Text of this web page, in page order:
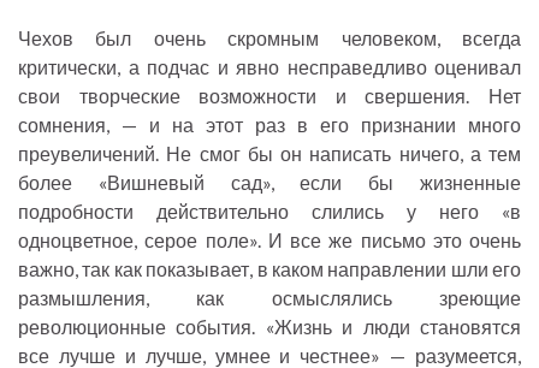
Чехов был очень скромным человеком, всегда
критически, а подчас и явно несправедливо оценивал
свои творческие возможности и свершения. Нет
сомнения, — и на этот раз в его признании много
преувеличений. Не смог бы он написать ничего, а тем
более «Вишневый сад», если бы жизненные
подробности действительно слились у него «в
одноцветное, серое поле». И все же письмо это очень
важно, так как показывает, в каком направлении шли его
размышления, как осмыслялись зреющие
революционные события. «Жизнь и люди становятся
все лучше и лучше, умнее и честнее» — разумеется,